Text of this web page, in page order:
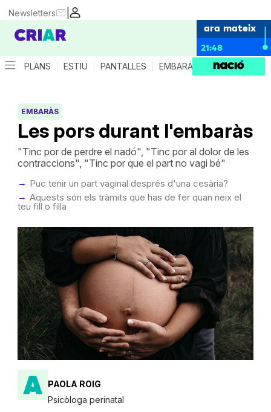
|
Newsletters
ara mateix
21:48
PLANS ESTIU PANTALLES EMBARÀS CRIANÇA
Les pors durant l'embaràs
EMBARÀS
"Tinc por de perdre el nadó", "Tinc por al dolor de les
contraccions", "Tinc por que el part no vagi bé"
Puc tenir un part vaginal després d'una cesària?
Aquests són els tràmits que has de fer quan neix el
teu fill o filla
PAOLA ROIG
Psicòloga perinatal